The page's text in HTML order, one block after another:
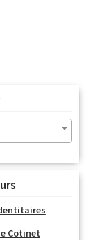
Cotinet